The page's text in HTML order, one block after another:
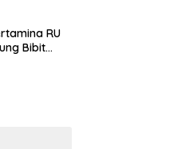
RU
Bibit